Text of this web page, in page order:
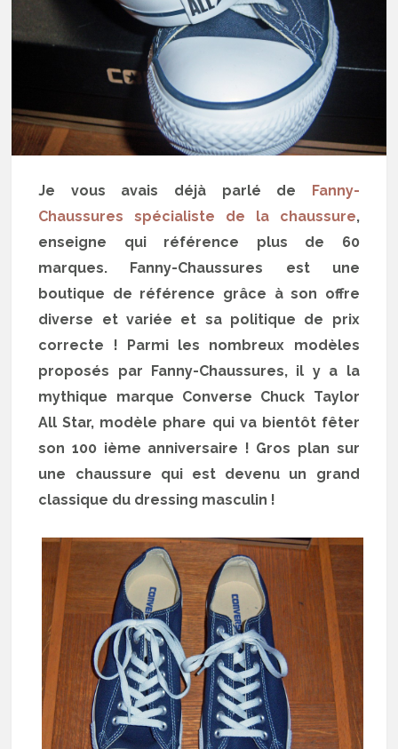
Je vous avais déjà parlé de Fanny-
Chaussures spécialiste de la chaussure,
enseigne qui référence plus de 60
marques. Fanny-Chaussures est une
boutique de référence grâce à son offre
diverse et variée et sa politique de prix
correcte ! Parmi les nombreux modèles
proposés par Fanny-Chaussures, il y a la
mythique marque Converse Chuck Taylor
All Star, modèle phare qui va bientôt fêter
son 100 ième anniversaire ! Gros plan sur
une chaussure qui est devenu un grand
classique du dressing masculin !